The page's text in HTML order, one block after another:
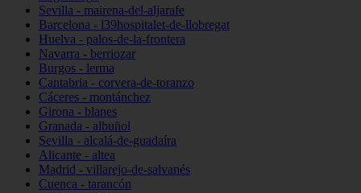
Sevilla - mairena-del-aljarafe
Barcelona - l39hospitalet-de-llobregat
Huelva - palos-de-la-frontera
Navarra - berriozar
Burgos - lerma
Cantabria - corvera-de-toranzo
Cáceres - montánchez
Girona - blanes
Granada - albuñol
Sevilla - alcalá-de-guadaíra
Alicante - altea
Madrid - villarejo-de-salvanés
Cuenca - tarancón